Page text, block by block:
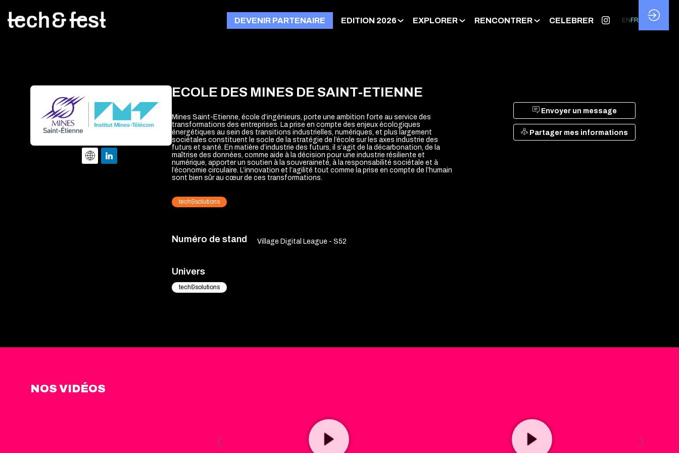
DEVENIR PARTENAIRE EDITION 2026 EXPLORER RENCONTRER CELEBRER EN FR
Envoyer un message
Partager mes informations
ECOLE DES MINES DE SAINT-ETIENNE
Mines Saint-Etienne, école d’ingénieurs, porte une ambition forte au service des
transformations des entreprises. La prise en compte des enjeux écologiques
énergétiques au sein des transitions industrielles, numériques, et plus largement
sociétales constituent le socle de la stratégie de l’école sur les axes industrie des
futurs et santé. En matière d’industrie des futurs, il s’agit de la décarbonation, de la
maîtrise des données, comme aide à la décision pour une industrie résiliente et
numérique, apporter un soutien à la souveraineté, à la responsabilité sociétale et à
l’économie circulaire. L’innovation et l’agilité tout comme la prise en compte de l’humain
sont bien sûr au cœur de ces transformations.
tech&solutions
Numéro de stand Village Digital League - S52
Univers
tech&solutions
NOS VIDÉOS